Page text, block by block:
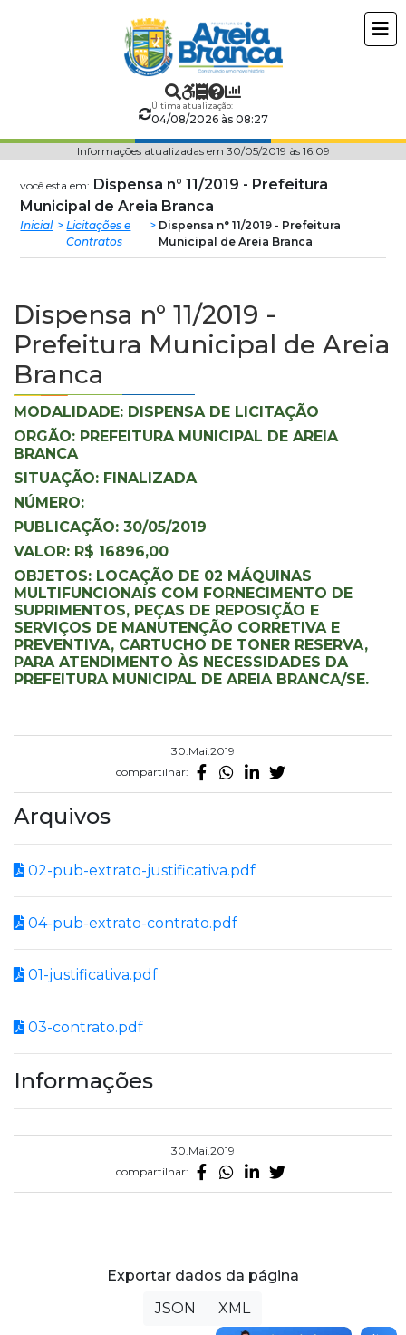
Prefeitura
Municipal
Areia
Branca
Última atualização:
04/08/2026 às 08:27
Informações atualizadas em 30/05/2019 às 16:09
você esta em: Dispensa n° 11/2019 - Prefeitura
Municipal de Areia Branca
Inicial
Licitações e
Contratos
Dispensa n° 11/2019 - Prefeitura
Municipal de Areia Branca
Dispensa n° 11/2019 -
Prefeitura Municipal de Areia
Branca
MODALIDADE: DISPENSA DE LICITAÇÃO
ORGÃO: PREFEITURA MUNICIPAL DE AREIA
BRANCA
SITUAÇÃO: FINALIZADA
NÚMERO:
PUBLICAÇÃO: 30/05/2019
VALOR: R$ 16896,00
OBJETOS: LOCAÇÃO DE 02 MÁQUINAS
MULTIFUNCIONAIS COM FORNECIMENTO DE
SUPRIMENTOS, PEÇAS DE REPOSIÇÃO E
SERVIÇOS DE MANUTENÇÃO CORRETIVA E
PREVENTIVA, CARTUCHO DE TONER RESERVA,
PARA ATENDIMENTO ÀS NECESSIDADES DA
PREFEITURA MUNICIPAL DE AREIA BRANCA/SE.
30.Mai.2019
compartilhar:
Arquivos
02-pub-extrato-justificativa.pdf
04-pub-extrato-contrato.pdf
01-justificativa.pdf
03-contrato.pdf
Informações
30.Mai.2019
compartilhar:
Exportar dados da página
JSON
XML